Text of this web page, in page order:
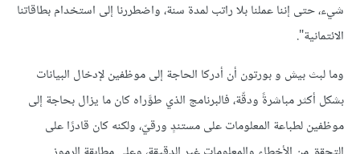
شيء، حتى إننا عملنا بلا راتب لمدة سنة، واضطررنا إلى استخدام بطاقاتنا
الائتمانية".
وما لبث بيش و بورتون أن أدركا الحاجة إلى موظفين لإدخال البيانات
بشكل أكثر مباشرةً ودقّة، فالبرنامج الذي طوَّراه كان ما يزال بحاجة إلى
موظفين لطباعة المعلومات على مستندٍ ورقيّ، ولكنه كان قادرًا على